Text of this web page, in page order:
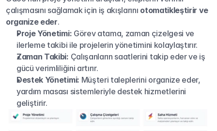
çalışmasını sağlamak için iş akışlarını otomatikleştirir ve
organize eder.
Proje Yönetimi: Görev atama, zaman çizelgesi ve
ilerleme takibi ile projelerin yönetimini kolaylaştırır.
Zaman Takibi: Çalışanların saatlerini takip eder ve iş
gücü verimliliğini artırır.
Destek Yönetimi: Müşteri taleplerini organize eder,
yardım masası sistemleriyle destek hizmetlerini
geliştirir.